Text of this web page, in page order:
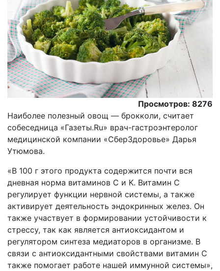
Просмотров: 8276
Наиболее полезный овощ — брокколи, считает
собеседница «Газеты.Ru» врач-гастроэнтеролог
медицинской компании «СберЗдоровье» Дарья
Утюмова.
«В 100 г этого продукта содержится почти вся
дневная норма витаминов С и K. Витамин С
регулирует функции нервной системы, а также
активирует деятельность эндокринных желез. Он
также участвует в формировании устойчивости к
стрессу, так как является антиоксидантом и
регулятором синтеза медиаторов в организме. В
связи с антиоксидантными свойствами витамин С
также помогает работе нашей иммунной системы»,